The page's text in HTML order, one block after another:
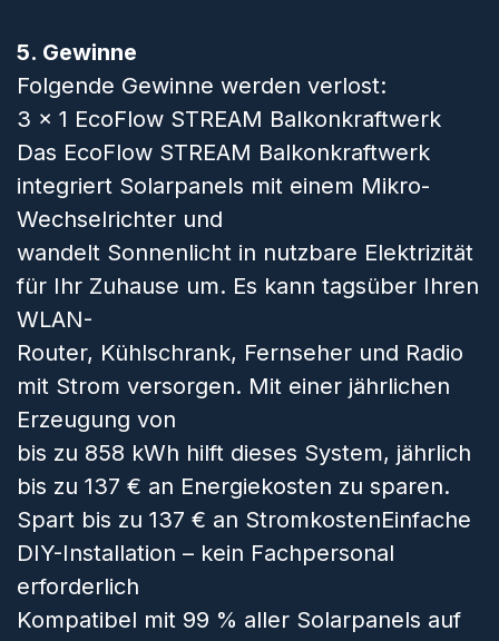
5. Gewinne
Folgende Gewinne werden verlost:
3 x 1 EcoFlow STREAM Balkonkraftwerk
Das EcoFlow STREAM Balkonkraftwerk
integriert Solarpanels mit einem Mikro-
Wechselrichter und
wandelt Sonnenlicht in nutzbare Elektrizität
für Ihr Zuhause um. Es kann tagsüber Ihren
WLAN-
Router, Kühlschrank, Fernseher und Radio
mit Strom versorgen. Mit einer jährlichen
Erzeugung von
bis zu 858 kWh hilft dieses System, jährlich
bis zu 137 € an Energiekosten zu sparen.
Spart bis zu 137 € an StromkostenEinfache
DIY-Installation – kein Fachpersonal
erforderlich
Kompatibel mit 99 % aller Solarpanels auf